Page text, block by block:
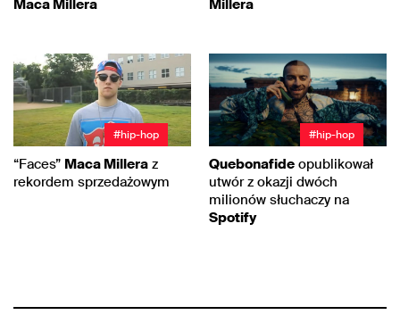
Maca Millera
Millera
#hip-hop
“Faces” Maca Millera z
rekordem sprzedażowym
#hip-hop
Quebonafide opublikował
utwór z okazji dwóch
milionów słuchaczy na
Spotify